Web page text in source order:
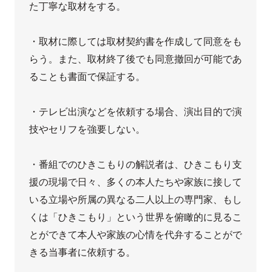
た丁寧な取材をする。
・取材に際しては取材契約書を作成して同意をも
らう。また、取材終了後でも同意撤回が可能であ
ることも書面で保証する。
・テレビ出演などを依頼する場合、演出目的で演
技やセリフを強要しない。
・番組でのひきこもりの解説者は、ひきこもり支
援の現場で日々、多くの本人たちや家族に接して
いる立場や所属の異なる二人以上の専門家、もし
くは「ひきこもり」という世界を俯瞰的に見るこ
とができて本人や家族の心情を代弁することがで
きる当事者に依頼する。